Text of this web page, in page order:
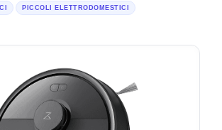
PICCOLI ELETTRODOMESTICI